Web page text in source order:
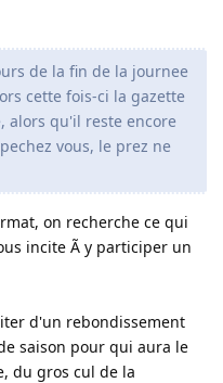
de la fin de la journee
cette fois-ci la gazette
alors qu'il reste encore
vous, le prez ne
on recherche ce qui
incite Ã y participer un
d'un rebondissement
saison pour qui aura le
du gros cul de la